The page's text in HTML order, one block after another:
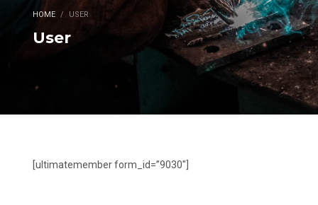
HOME USER
User
[ultimatemember form_id=”9030″]